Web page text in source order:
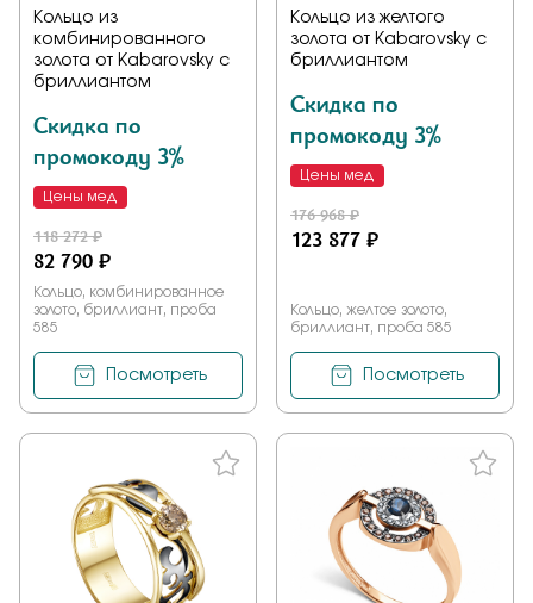
Кольцо из
комбинированного
золота от Kabarovsky с
бриллиантом
Скидка по
промокоду 3%
Цены мед
118 272 ₽
82 790 ₽
Кольцо, комбинированное
золото, бриллиант, проба
585
Посмотреть
Кольцо из желтого
золота от Kabarovsky с
бриллиантом
Скидка по
промокоду 3%
Цены мед
176 968 ₽
123 877 ₽
Кольцо, желтое золото,
бриллиант, проба 585
Посмотреть